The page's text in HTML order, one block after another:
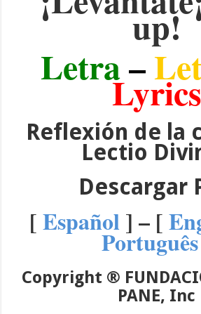
up!
Letra–
Lyrics
Reflexión de la
Lectio
Descargar
[Español ] – [
Português
Copyright ®
PANE, Inc